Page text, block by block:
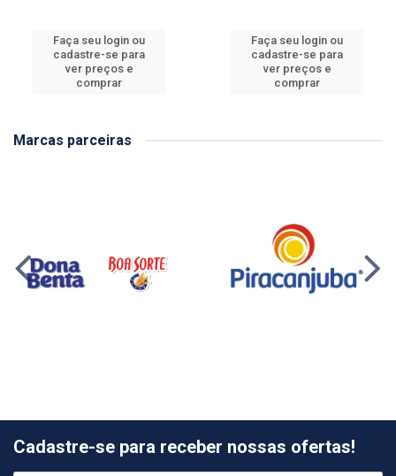
Faça seu login ou
cadastre-se para
ver preços e
comprar
Faça seu login ou
cadastre-se para
ver preços e
comprar
Marcas parceiras
Cadastre-se para receber nossas ofertas!